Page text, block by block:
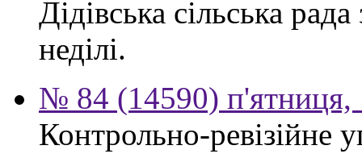
Дідівська сільська
неділі.
№ 84 (14590) п'ятниця,
Контрольно-ревізійне